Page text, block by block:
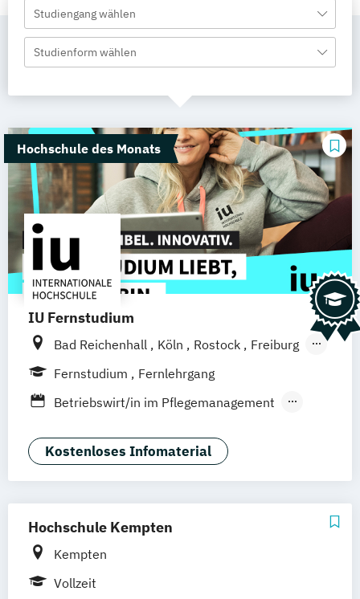
Studiengang wählen
Studienform wählen
Hochschule des Monats
IU Fernstudium
Bad Reichenhall Köln Rostock
Freiburg
Kiel
Frankfurt am Main
Stuttgart
Deggendorf Karlsruhe Kassel
Oberhausen Offenbach Saarbrücken
Neu-Ulm Graz Innsbruck Wien
Augsburg Freising Friedrichshafen
Klagenfurt Magdeburg Münster Trier
Würzburg Chemnitz
deutschlandweit
Fernstudium
Fernlehrgang
Betriebswirt/in im Pflegemanagement
Gesundheits- und Pflegepädagogik
Gesundheitsmanagement Heilpädagogik
Pflege Pflegemanagement
Pflegepädagogik
Kostenloses Infomaterial
Hochschule Kempten
Kempten
Vollzeit